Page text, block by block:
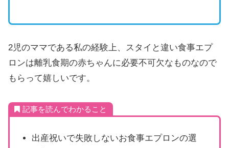
2児のママである私の経験上、スタイと違い食事エプ
ロンは離乳食期の赤ちゃんに必要不可欠なものなので
もらって嬉しいです。
記事を読んでわかること
出産祝いで失敗しないお食事エプロンの選